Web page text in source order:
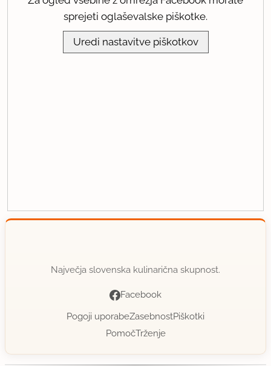
sprejeti oglaševalske piškotke.
Uredi nastavitve piškotkov
Največja slovenska kulinarična skupnost.
Facebook
Pogoji uporabeZasebnostPiškotki
PomočTrženje